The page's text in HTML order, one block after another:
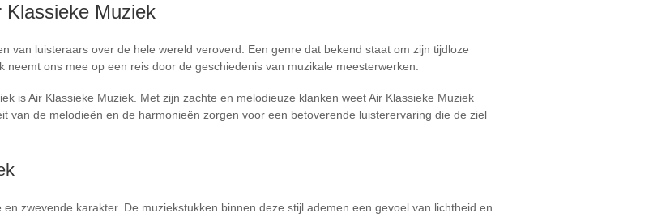
Klassieke Muziek
van luisteraars over de hele wereld veroverd. Een genre dat bekend staat om zijn tijdloze
ons mee op een reis door de geschiedenis van muzikale meesterwerken.
is Air Klassieke Muziek. Met zijn zachte en melodieuze klanken weet Air Klassieke Muziek
van de melodieën en de harmonieën zorgen voor een betoverende luisterervaring die de ziel
zwevende karakter. De muziekstukken binnen deze stijl ademen een gevoel van lichtheid en